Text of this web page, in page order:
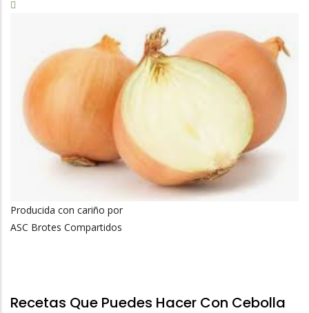
Producida con cariño por
ASC Brotes Compartidos
Recetas Que Puedes Hacer Con Cebolla